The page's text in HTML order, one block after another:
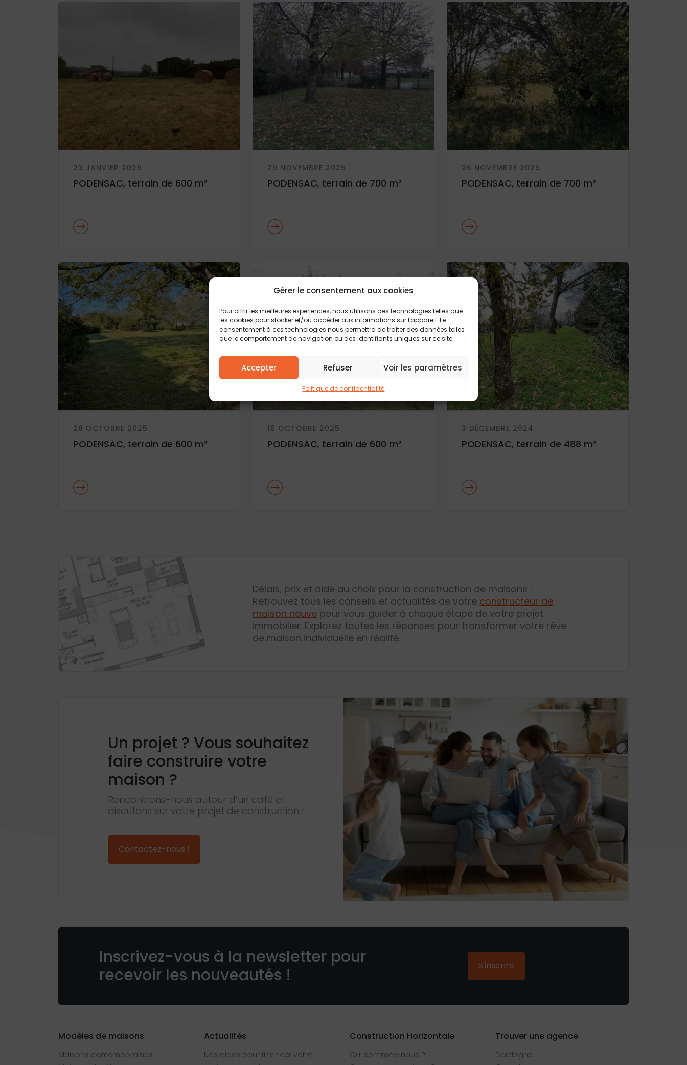
Gérer le consentement aux cookies
Pour offrir les meilleures expériences, nous utilisons des technologies telles que
les cookies pour stocker et/ou accéder aux informations sur l'appareil. Le
consentement à ces technologies nous permettra de traiter des données telles
que le comportement de navigation ou des identifiants uniques sur ce site.
Accepter Refuser Voir les paramètres
Politique de confidentialité
23 JANVIER 2026
PODENSAC, terrain de 600 m²
29 NOVEMBRE 2025
PODENSAC, terrain de 700 m²
26 NOVEMBRE 2025
PODENSAC, terrain de 700 m²
28 OCTOBRE 2025
PODENSAC, terrain de 600 m²
15 OCTOBRE 2025
PODENSAC, terrain de 600 m²
3 DÉCEMBRE 2024
PODENSAC, terrain de 488 m²
Délais, prix et aide au choix pour la construction de maisons :
Retrouvez tous les conseils et actualités de votre constructeur de
maison neuve pour vous guider à chaque étape de votre projet
immobilier. Explorez toutes les réponses pour transformer votre rêve
de maison individuelle en réalité.
Un projet ? Vous souhaitez
faire construire votre
maison ?
Rencontrons-nous autour d’un café et
discutons sur votre projet de construction !
Contactez-nous !
Inscrivez-vous à la newsletter pour
recevoir les nouveautés !
S'inscrire
Modèles de maisons
Maisons contemporaines
Actualités
Nos aides pour financer votre
Construction Horizontale
Qui sommes-nous ?
Trouver une agence
Dordogne